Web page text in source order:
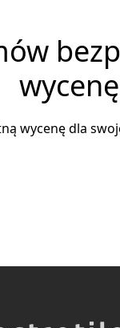
wycenę
wycenę dla